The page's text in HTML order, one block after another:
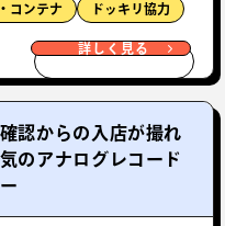
コンテナ ドッキリ協力
詳しく見る
認からの入店が撮れ
のアナログレコード